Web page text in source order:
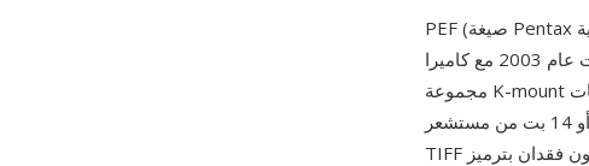
المرآة، طُرحت عام 2003 مع كاميرا *ist D — أول كاميرا SLR رقمية من Pentax — واستمرت عبر
مجموعة K-mount الحالية ونظام 645 متوسط الحجم. تلتقط ملفات PEF القراءة غير المعالجة بعمق 12
أو 14 بت من مستشعر CMOS في الكاميرا بنمط فسيفساء Bayer الأصلي، مخزنة في حاوية مبنية على
TIFF بضغط بدون فقدان بترميز Huffman. تتضمن الصيغة معاينات JPEG مضمنة بأحجام متعددة وبيانات